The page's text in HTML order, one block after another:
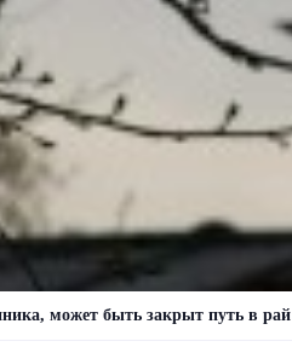
может быть закрыт путь в рай